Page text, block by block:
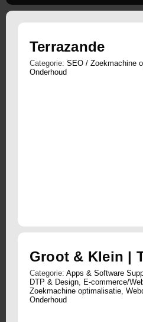
Terrazande
Categorie: SEO / Zoekmachine
Onderhoud
Groot & Klein |
Categorie: Apps & Software
DTP & Design
E-commerce/
Zoekmachine optimalisatie
Onderhoud